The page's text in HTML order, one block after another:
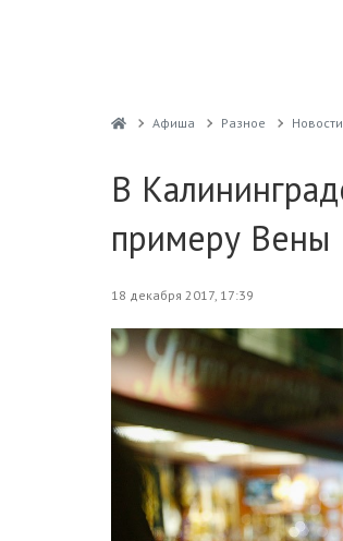
Афиша Разное Новости
В
примеру Вены
18 декабря 2017, 17:39